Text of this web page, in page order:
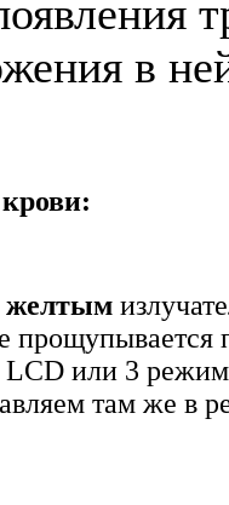
в
желтым
или 3 режим
там же в